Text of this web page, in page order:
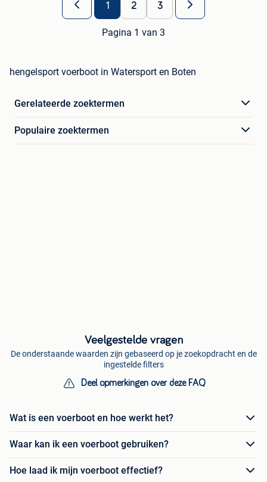
1 2 3
Pagina 1 van 3
hengelsport voerboot in Watersport en Boten
Gerelateerde zoektermen
Populaire zoektermen
Veelgestelde vragen
De onderstaande waarden zijn gebaseerd op je zoekopdracht en de
ingestelde filters
Deel opmerkingen over deze FAQ
Wat is een voerboot en hoe werkt het?
Waar kan ik een voerboot gebruiken?
Hoe laad ik mijn voerboot effectief?